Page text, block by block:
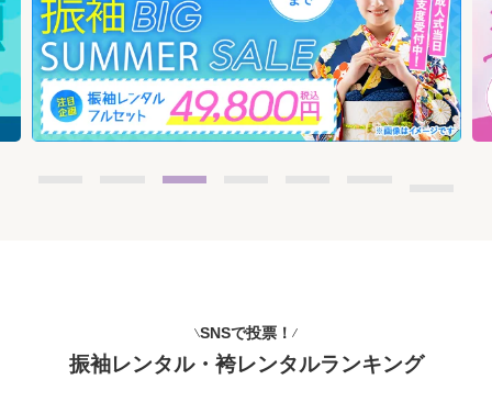
SNSで投票！
振袖レンタル・袴レンタルランキング